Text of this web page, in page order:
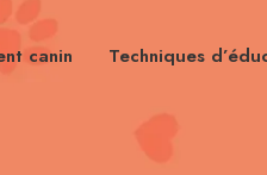
canin Techniques